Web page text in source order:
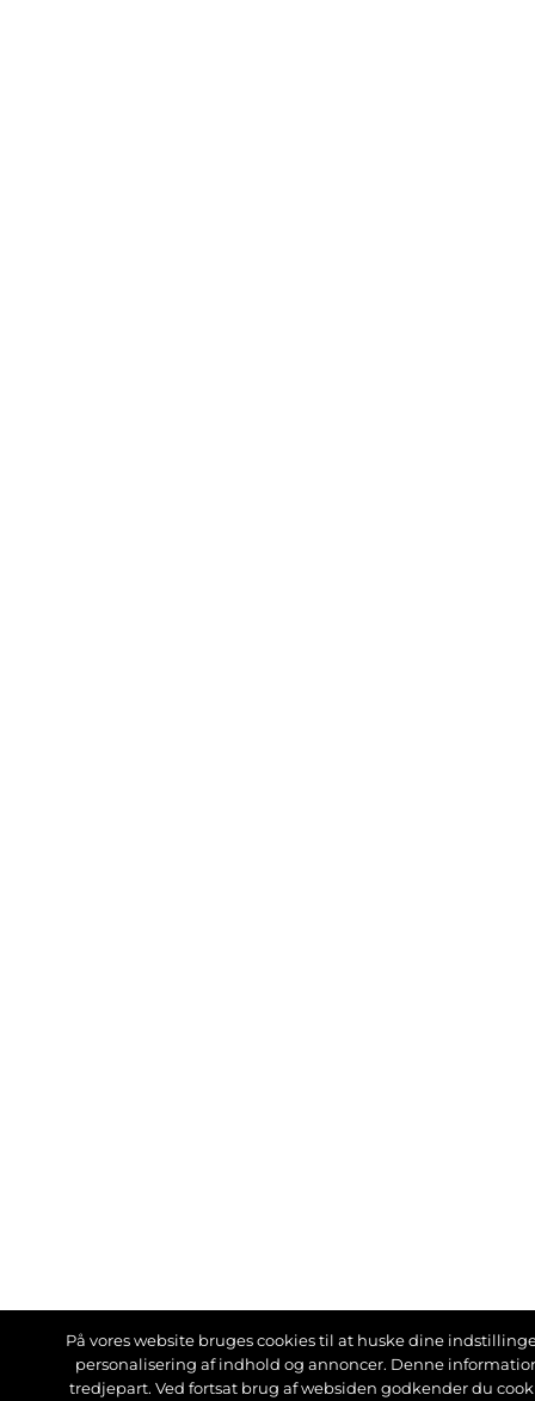
På vores website bruges cookies til at huske dine
personalisering af indhold og annoncer. Denne
tredjepart. Ved fortsat brug af websiden godkender du